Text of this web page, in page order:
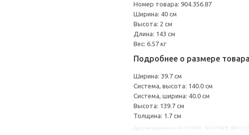
Номер товара: 904.356.87
Ширина: 40 см
Высота: 2 см
Длина: 143 см
Вес: 6.57 кг
Подробнее о размере товара
Ширина: 39.7 см
Система, высота: 140.0 см
Система, ширина: 40.0 см
Высота: 139.7 см
Толщина: 1.7 см